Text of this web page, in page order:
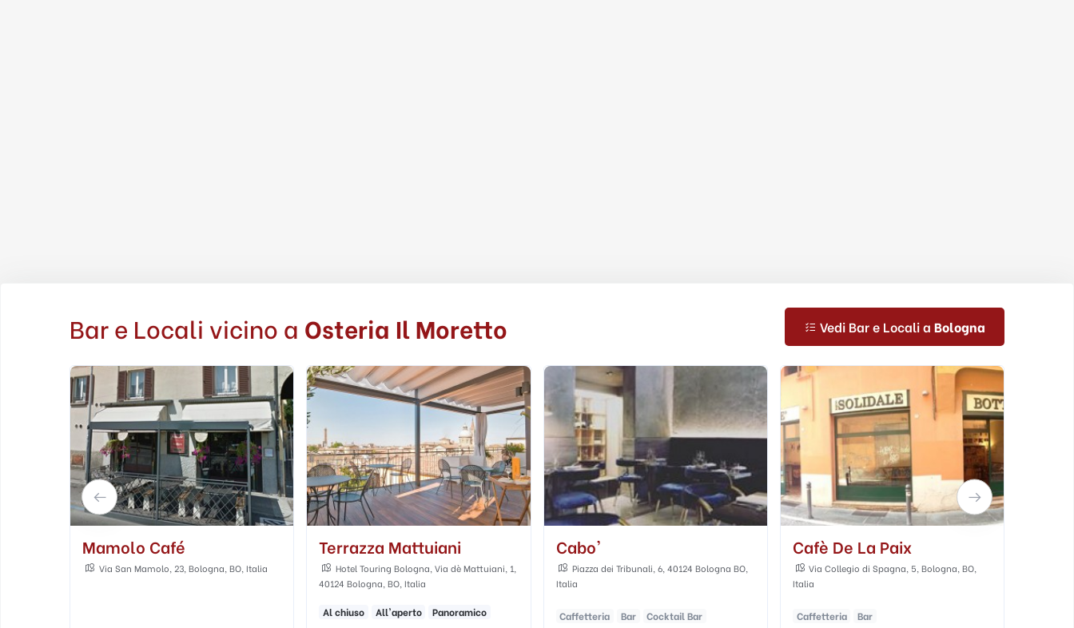
Bar e Locali vicino a Osteria Il Moretto Vedi Bar e Locali a Bologna
Terrazza Mattuiani
Hotel Touring Bologna, Via dè Mattuiani, 1,
Cabo'
Piazza dei Tribunali, 6, 40124 Bologna BO,
Italia
Caffetteria Bar Cocktail Bar
Cafè De La Paix
Via Collegio di Spagna, 5, Bologna, BO,
Italia
Caffetteria Bar
Mia Cantina
Via Saragozza, 43a, Bologna, BO, Italia
Wine Bar